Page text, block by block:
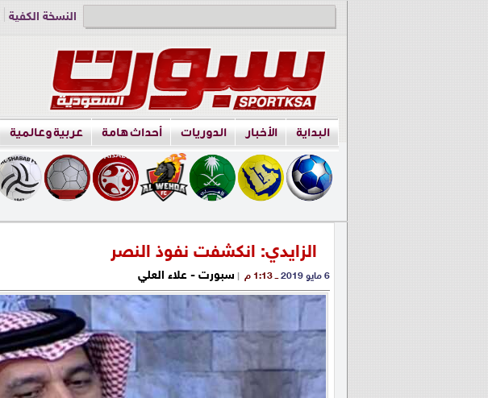
النسخة الكفية
البداية الأخبار الدوريات أحداث هامة عربية وعالمية
الزايدي: انكشفت نفوذ النصر
6 مايو 2019 ــ 1:13 م | سبورت - علاء العلي